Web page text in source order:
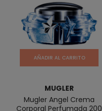
AÑADIR AL CARRITO
MUGLER
Mugler Angel Crema
Corporal Perfumada 200